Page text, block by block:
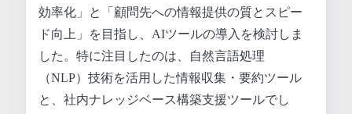
効率化」と「顧問先への情報提供の質とスピー
ド向上」を目指し、AIツールの導入を検討しま
した。特に注目したのは、自然言語処理
（NLP）技術を活用した情報収集・要約ツール
と、社内ナレッジベース構築支援ツールでし